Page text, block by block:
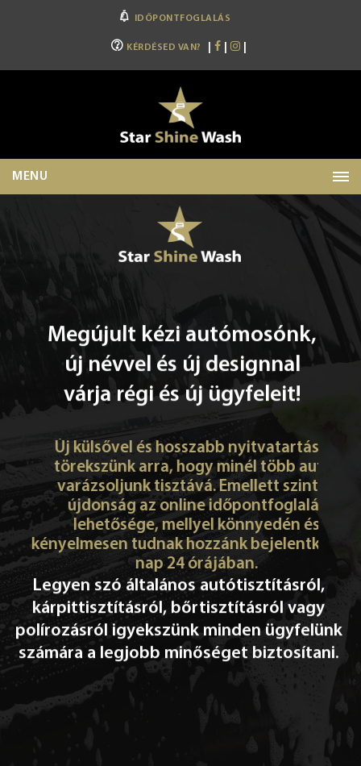
IDŐPONTFOGLALÁS
KÉRDÉSED VAN? | |
MENU
Megújult kézi autómosónk,
új névvel és új designnal
várja régi és új ügyfeleit!
Új külsővel és hosszabb nyitvatartással
törekszünk arra, hogy minél több autót
varázsoljunk tisztává. Emellett szintén
újdonság az online időpontfoglalás
lehetősége, mellyel könnyedén és
kényelmesen tudnak hozzánk bejelentkezni a
nap 24 órájában.
Legyen szó általános autótisztításról,
kárpittisztításról, bőrtisztításról vagy
polírozásról igyekszünk minden ügyfelünk
számára a legjobb minőséget biztosítani.